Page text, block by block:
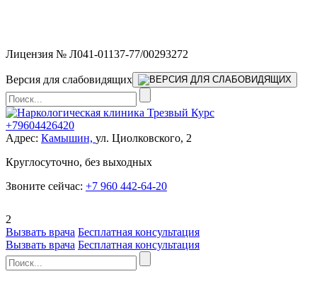
Лицензия № Л041-01137-77/00293272
Версия для слабовидящих
+79604426420
Адрес: Камышин, ул. Циолковского, 2
Круглосуточно, без выходных
Звоните сейчас: +7 960 442-64-20
2
Вызвать врача Бесплатная консультация
Вызвать врача Бесплатная консультация